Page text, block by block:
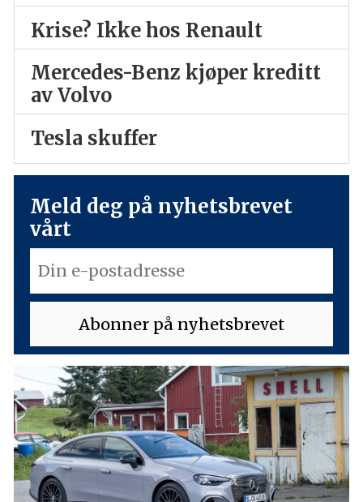
Krise? Ikke hos Renault
Mercedes-Benz kjøper kreditt
av Volvo
Tesla skuffer
Meld deg på nyhetsbrevet
vårt